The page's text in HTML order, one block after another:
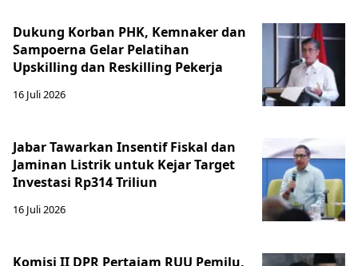
Dukung Korban PHK, Kemnaker dan
Sampoerna Gelar Pelatihan
Upskilling dan Reskilling Pekerja
16 Juli 2026
Jabar Tawarkan Insentif Fiskal dan
Jaminan Listrik untuk Kejar Target
Investasi Rp314 Triliun
16 Juli 2026
Komisi II DPR Pertajam RUU Pemilu,